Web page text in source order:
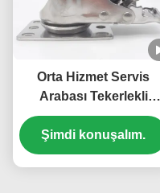
Orta Hizmet Servis
Arabası Tekerlekli
Paslanmaz Çelik
Tekerlekler 5 İnç Araba
Tekerlekleri TPR Gıda
Şimdi konuşalım.